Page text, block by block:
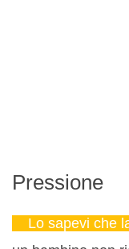
Pressione
Lo sapevi che